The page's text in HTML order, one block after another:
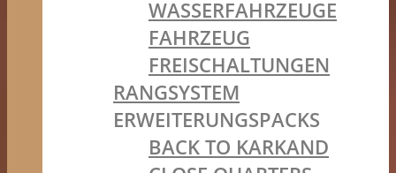
WASSERFAHRZEUGE
FAHRZEUG
FREISCHALTUNGEN
RANGSYSTEM
ERWEITERUNGSPACKS
BACK TO KARKAND